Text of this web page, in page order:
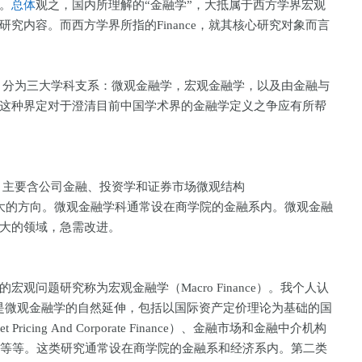
总体观之，国内所理解的“金融学”，大抵属于西方学界宏观
究内容。而西方学界所指的Finance，就其核心研究对象而言
三大学科支系：微观金融学，宏观金融学，以及由金融与
种界定对于澄清目前中国学术界的金融学定义之争应有所帮
含公司金融、投资学和证券市场微观结构
的方向。微观金融学科通常设在商学院的金融系内。微观金融
的领域，急需改进。
问题研究称为宏观金融学（Macro Finance）。我个人认
观金融学的自然延伸，包括以国际资产定价理论为基础的国
Pricing And Corporate Finance）、金融市场和金融中介机构
等。这类研究通常设在商学院的金融系和经济系内。第二类